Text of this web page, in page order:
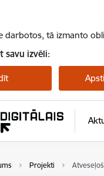
darbotos, tā izmanto
savu izvēli:
Projekti